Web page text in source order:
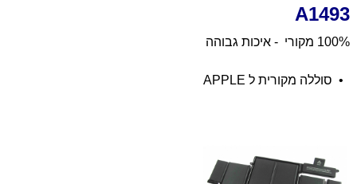
A1493
100% מקורי - איכות גבוהה
• סוללה מקורית ל APPLE